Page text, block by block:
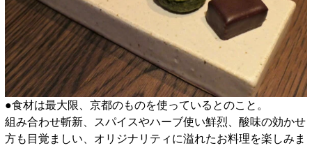
●食材は最大限、京都のものを使っているとのこと。
組み合わせ斬新、スパイスやハーブ使い鮮烈、酸味の効かせ
方も目覚ましい、オリジナリティに溢れたお料理を楽しみま